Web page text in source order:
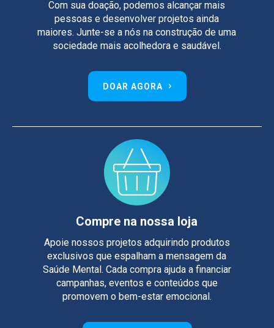
Com sua doação, podemos alcançar mais
pessoas e desenvolver projetos ainda
maiores. Junte-se a nós na construção de uma
sociedade mais acolhedora e saudável.
DOAR AGORA
Compre na nossa loja
Apoie nossos projetos adquirindo produtos
exclusivos que espalham a mensagem da
Saúde Mental. Cada compra ajuda a financiar
campanhas, eventos e conteúdos que
promovem o bem-estar emocional.